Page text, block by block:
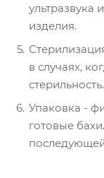
ультразвука
изделия.
в случаях,
стерильность.
Упаковка -
готовые